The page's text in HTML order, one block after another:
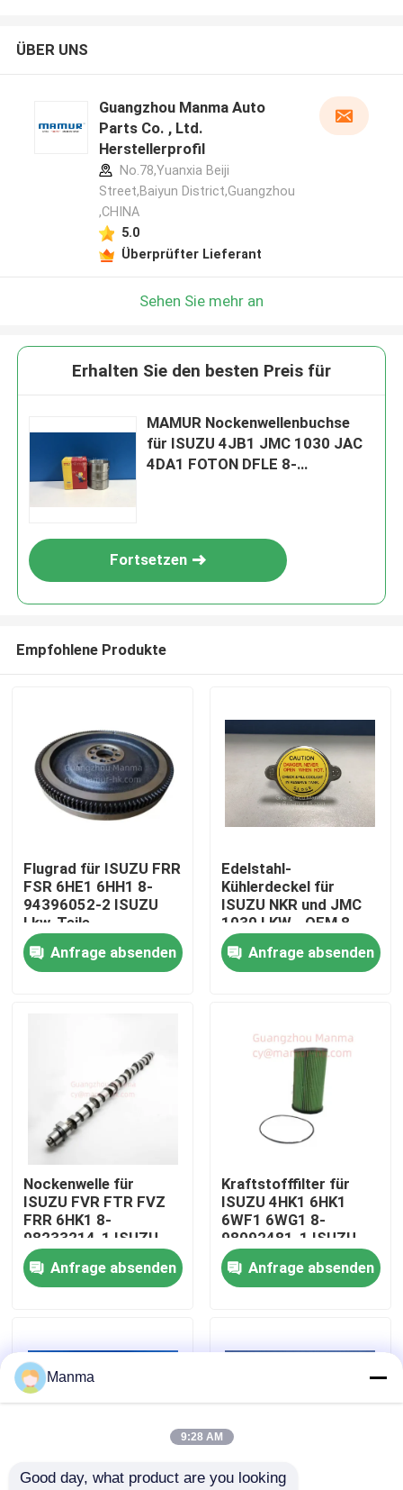
Haus
Über uns
Fabrik-Ausflug
Qualitätskontrolle
Treten Sie mit uns in Verbindung
LKW-Autoteil
Isuzu Engine Parts
ÜBER UNS
Guangzhou Manma Auto
Parts Co. , Ltd.
Herstellerprofil
No.78,Yuanxia Beiji
Street,Baiyun District,Guangzhou
,CHINA
5.0
Überprüfter Lieferant
Sehen Sie mehr an
Erhalten Sie den besten Preis für
MAMUR Nockenwellenbuchse
für ISUZU 4JB1 JMC 1030 JAC
4DA1 FOTON DFLE 8-
Fortsetzen
Empfohlene Produkte
Flugrad für ISUZU FRR
FSR 6HE1 6HH1 8-
94396052-2 ISUZU
Lkw-Teile
Anfrage absenden
Edelstahl-
Kühlerdeckel für
ISUZU NKR und JMC
1030 LKW - OEM 8-
94116916-1
Anfrage absenden
Nockenwelle für
ISUZU FVR FTR FVZ
FRR 6HK1 8-
98233214-1 ISUZU
LKW-Teile
Anfrage absenden
Kraftstofffilter für
ISUZU 4HK1 6HK1
6WF1 6WG1 8-
98092481-1 ISUZU
LKW-Teile
Anfrage absenden
Manma
9:28 AM
Good day, what product are you looking